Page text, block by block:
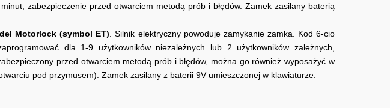
zabezpieczenie przed otwarciem metodą prób i błędów. Zamek zasilany baterią
Motorlock (symbol ET) . Silnik elektryczny powoduje zamykanie zamka. Kod 6-cio
dla 1-9 użytkowników niezależnych lub 2 użytkowników zależnych,
przed otwarciem metodą prób i błędów, można go również wyposażyć w
pod przymusem). Zamek zasilany z baterii 9V umieszczonej w klawiaturze.